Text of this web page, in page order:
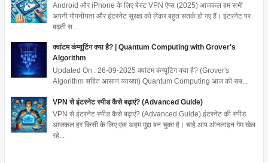
Android और iPhone के लिए बेस्ट VPN ऐप्स (2025) आजकल हम सभी
अपनी गोपनीयता और इंटरनेट सुरक्षा को लेकर बहुत सतर्क हो गए हैं। इंटरनेट पर
बढ़ती स...
क्वांटम कंप्यूटिंग क्या है? | Quantum Computing with Grover's
Algorithm
Updated On : 26-09-2025 क्वांटम कंप्यूटिंग क्या है? (Grover's
Algorithm सहित आसान व्याख्या) Quantum Computing आज की सब...
VPN से इंटरनेट स्पीड कैसे बढ़ाएं? (Advanced Guide)
VPN से इंटरनेट स्पीड कैसे बढ़ाएं? (Advanced Guide) इंटरनेट की स्पीड
आजकल हर किसी के लिए एक अहम मुद्दा बन चुका है। चाहे आप ऑनलाइन गेम खेल
रहे...